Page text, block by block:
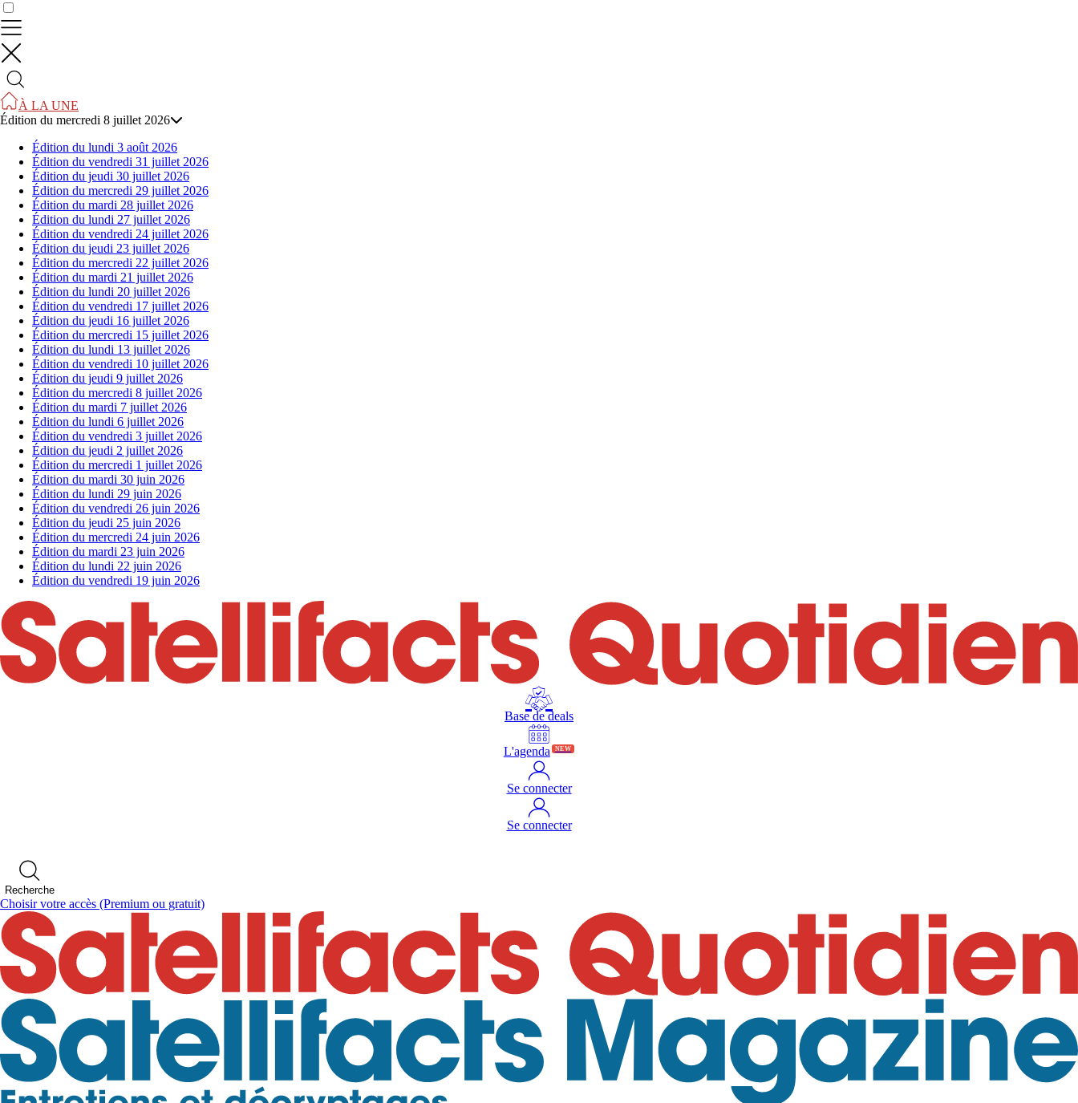
À LA UNE
Édition du mercredi 8 juillet 2026
Édition du lundi 3 août 2026
Édition du vendredi 31 juillet 2026
Édition du jeudi 30 juillet 2026
Édition du mercredi 29 juillet 2026
Édition du mardi 28 juillet 2026
Édition du lundi 27 juillet 2026
Édition du vendredi 24 juillet 2026
Édition du jeudi 23 juillet 2026
Édition du mercredi 22 juillet 2026
Édition du mardi 21 juillet 2026
Édition du lundi 20 juillet 2026
Édition du vendredi 17 juillet 2026
Édition du jeudi 16 juillet 2026
Édition du mercredi 15 juillet 2026
Édition du lundi 13 juillet 2026
Édition du vendredi 10 juillet 2026
Édition du jeudi 9 juillet 2026
Édition du mercredi 8 juillet 2026
Édition du mardi 7 juillet 2026
Édition du lundi 6 juillet 2026
Édition du vendredi 3 juillet 2026
Édition du jeudi 2 juillet 2026
Édition du mercredi 1 juillet 2026
Édition du mardi 30 juin 2026
Édition du lundi 29 juin 2026
Édition du vendredi 26 juin 2026
Édition du jeudi 25 juin 2026
Édition du mercredi 24 juin 2026
Édition du mardi 23 juin 2026
Édition du lundi 22 juin 2026
Édition du vendredi 19 juin 2026
Base de deals
L'agenda NEW
Se connecter
Se connecter
Recherche
Choisir votre accès (Premium ou gratuit)
Contrôler vos données